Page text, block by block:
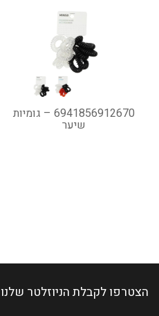
6941856912670 – גומיות
שיער
הצטרפו לקבלת הניוזלטר שלנו